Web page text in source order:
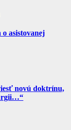
asistovanej
novú doktrínu,